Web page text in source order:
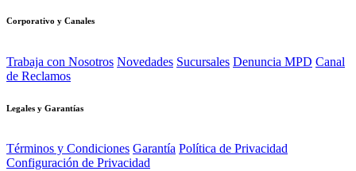
Corporativo y Canales
Trabaja con Nosotros Novedades Sucursales Denuncia MPD Canal
de Reclamos
Legales y Garantías
Términos y Condiciones Garantía Política de Privacidad
Configuración de Privacidad